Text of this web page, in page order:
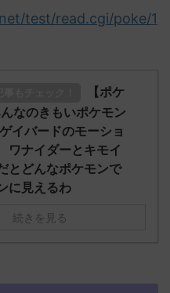
test/read.cgi/poke/1
【ポケ
なのきもいポケモン
イバードのモーショ
ナイダーとキモイ
とどんなポケモンで
に見えるわ
続きを見る